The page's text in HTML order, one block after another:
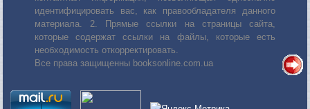
идентифицировать вас, как правообладателя данного
материала. 2. Прямые ссылки на страницы сайта,
которые содержат ссылки на файлы, которые есть
необходимость откорректировать.
Все права защищенны booksonline.com.ua